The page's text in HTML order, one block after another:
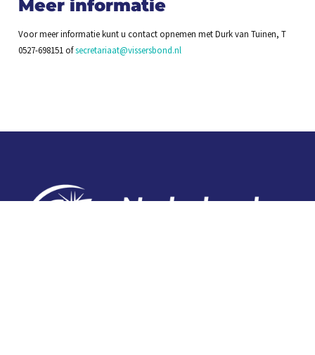
Meer informatie
Voor meer informatie kunt u contact opnemen met Durk van Tuinen, T
0527-698151 ofsecretariaat@vissersbond.nl